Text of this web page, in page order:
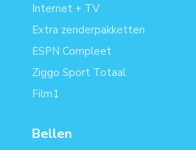
Internet + TV
Extra zenderpakketten
ESPN Compleet
Ziggo Sport Totaal
Film1
Bellen